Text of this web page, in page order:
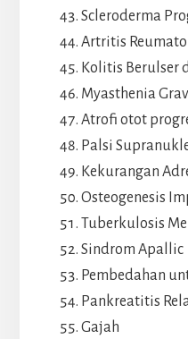
Scleroderma
Artritis
Kolitis Berulser
Myasthenia
Atrofi otot
Palsi
Kekurangan
Osteogenesis
Tuberkulosis
Sindrom Apallic
Pembedahan
Pankreatitis
Gajah